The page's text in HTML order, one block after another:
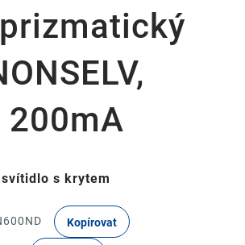
svítidlo s krytem
Kopírovat